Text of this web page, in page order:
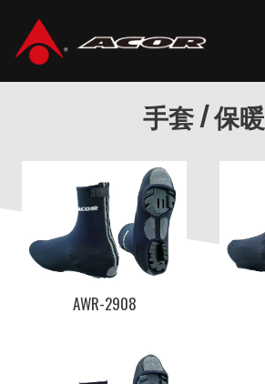
首頁 /产品介绍 /骑行装备 / 手套 / 保暖
手套 / 保暖
AWR-2908